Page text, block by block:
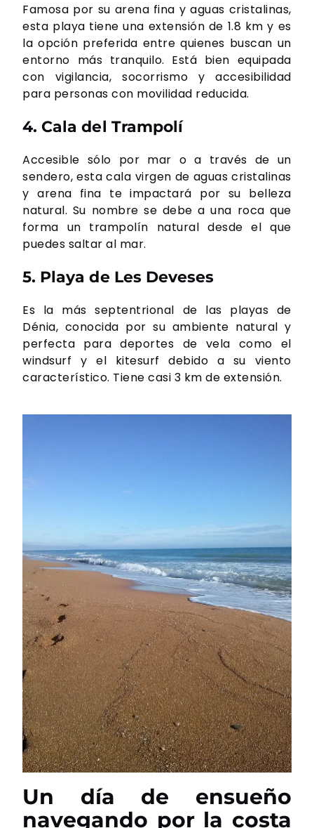
Famosa por su arena fina y aguas cristalinas,
esta playa tiene una extensión de 1.8 km y es
la opción preferida entre quienes buscan un
entorno más tranquilo. Está bien equipada
con vigilancia, socorrismo y accesibilidad
para personas con movilidad reducida.
4. Cala del Trampolí
Accesible sólo por mar o a través de un
sendero, esta cala virgen de aguas cristalinas
y arena fina te impactará por su belleza
natural. Su nombre se debe a una roca que
forma un trampolín natural desde el que
puedes saltar al mar.
5. Playa de Les Deveses
Es la más septentrional de las playas de
Dénia, conocida por su ambiente natural y
perfecta para deportes de vela como el
windsurf y el kitesurf debido a su viento
característico. Tiene casi 3 km de extensión.
Un día de ensueño
navegando por la costa